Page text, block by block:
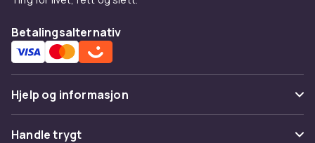
Betalingsalternativ
Hjelp og informasjon
Vanlige spørsmål
Handle trygt